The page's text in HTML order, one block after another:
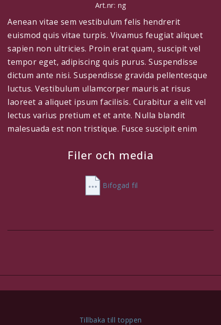
Art.nr: ng
Aenean vitae sem vestibulum felis hendrerit
euismod quis vitae turpis. Vivamus feugiat aliquet
sapien non ultricies. Proin erat quam, suscipit vel
tempor eget, adipiscing quis purus. Suspendisse
dictum ante nisi. Suspendisse gravida pellentesque
luctus. Vestibulum ullamcorper mauris at risus
laoreet a aliquet ipsum facilisis. Curabitur a elit vel
lectus varius pretium et et ante. Nulla blandit
malesuada est non tristique. Fusce suscipit enim
Aliquam purus orci, porta non posuere eu,
Filer och media
Bifogad fil
Tillbaka till toppen